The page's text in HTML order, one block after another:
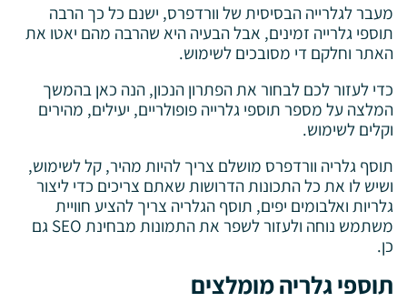
מעבר לגלרייה הבסיסית של וורדפרס, ישנם כל כך הרבה
תוספי גלרייה זמינים, אבל הבעיה היא שהרבה מהם יאטו את
האתר וחלקם די מסובכים לשימוש.
כדי לעזור לכם לבחור את הפתרון הנכון, הנה כאן בהמשך
המלצה על מספר תוספי גלרייה פופולריים, יעילים, מהירים
וקלים לשימוש.
תוסף גלריה וורדפרס מושלם צריך להיות מהיר, קל לשימוש,
ושיש לו את כל התכונות הדרושות שאתם צריכים כדי ליצור
גלריות ואלבומים יפים, תוסף הגלריה צריך להציע חוויית
משתמש נוחה ולעזור לשפר את התמונות מבחינת SEO גם
כן.
תוספי גלריה מומלצים